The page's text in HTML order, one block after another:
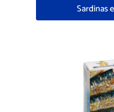
Sardinas